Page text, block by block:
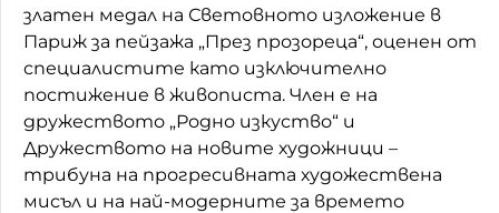
златен медал на Световното изложение в
Париж за пейзажа „През прозореца“, оценен от
специалистите като изключително
постижение в живописта. Член е на
дружеството „Родно изкуство“ и
Дружеството на новите художници –
трибуна на прогресивната художествена
мисъл и на най-модерните за времето